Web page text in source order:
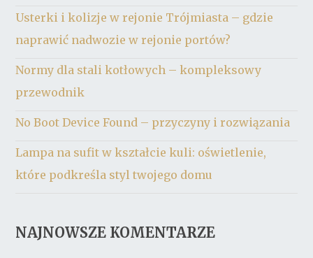
Usterki i kolizje w rejonie Trójmiasta – gdzie
naprawić nadwozie w rejonie portów?
Normy dla stali kotłowych – kompleksowy
przewodnik
No Boot Device Found – przyczyny i rozwiązania
Lampa na sufit w kształcie kuli: oświetlenie,
które podkreśla styl twojego domu
NAJNOWSZE KOMENTARZE